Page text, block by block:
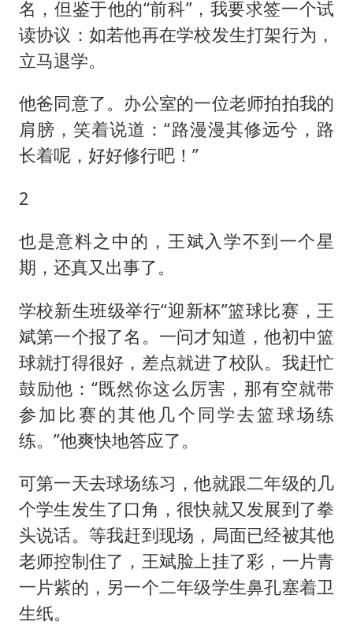
名，但鉴于他的“前科”，我要求签一个试
读协议：如若他再在学校发生打架行为，
立马退学。
他爸同意了。办公室的一位老师拍拍我的
肩膀，笑着说道：“路漫漫其修远兮，路
长着呢，好好修行吧！”
2
也是意料之中的，王斌入学不到一个星
期，还真又出事了。
学校新生班级举行“迎新杯”篮球比赛，王
斌第一个报了名。一问才知道，他初中篮
球就打得很好，差点就进了校队。我赶忙
鼓励他：“既然你这么厉害，那有空就带
参加比赛的其他几个同学去篮球场练
练。”他爽快地答应了。
可第一天去球场练习，他就跟二年级的几
个学生发生了口角，很快就又发展到了拳
头说话。等我赶到现场，局面已经被其他
老师控制住了，王斌脸上挂了彩，一片青
一片紫的，另一个二年级学生鼻孔塞着卫
生纸。